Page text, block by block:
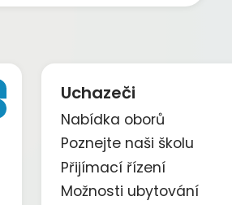
Uchazeči
Nabídka oborů
Poznejte naši školu
Přijímací řízení
Možnosti ubytování